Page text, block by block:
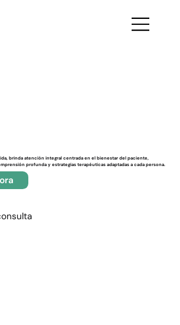
brinda atención integral centrada en el bienestar del paciente,
profunda y estrategias terapéuticas adaptadas a cada persona.